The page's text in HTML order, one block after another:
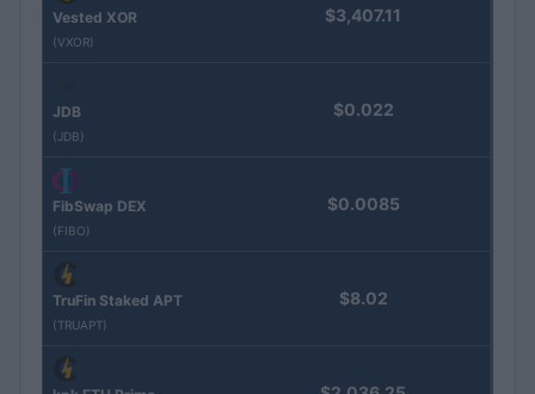
Vested XOR
(VXOR)
$3,407.11
JDB
(JDB)
$0.022
FibSwap DEX
(FIBO)
$0.0085
TruFin Staked APT
(TRUAPT)
$8.02